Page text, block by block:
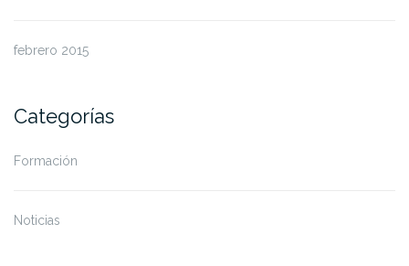
febrero 2015
Categorías
Formación
Noticias